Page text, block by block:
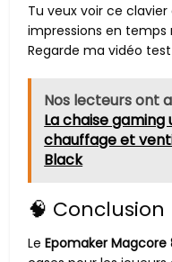
Tu veux voir ce
impressions en temps
Regarde ma vidéo
Nos lecteurs ont
La chaise
chauffage et
Black
🧠 Conclusion
LeEpomaker Magcore